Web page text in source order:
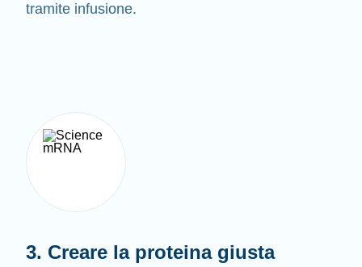
tramite infusione.
3. Creare la proteina giusta